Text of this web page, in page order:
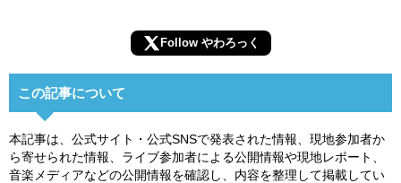
Follow やわろっく
この記事について
本記事は、公式サイト・公式SNSで発表された情報、現地参加者か
ら寄せられた情報、ライブ参加者による公開情報や現地レポート、
音楽メディアなどの公開情報を確認し、内容を整理して掲載してい